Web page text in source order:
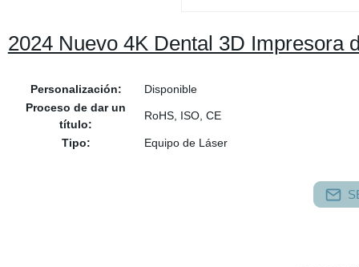
2024 Nuevo 4K Dental 3D Impresora
Personalización:
Disponible
Proceso de dar un
título:
RoHS, ISO, CE
Tipo: Equipo de Láser